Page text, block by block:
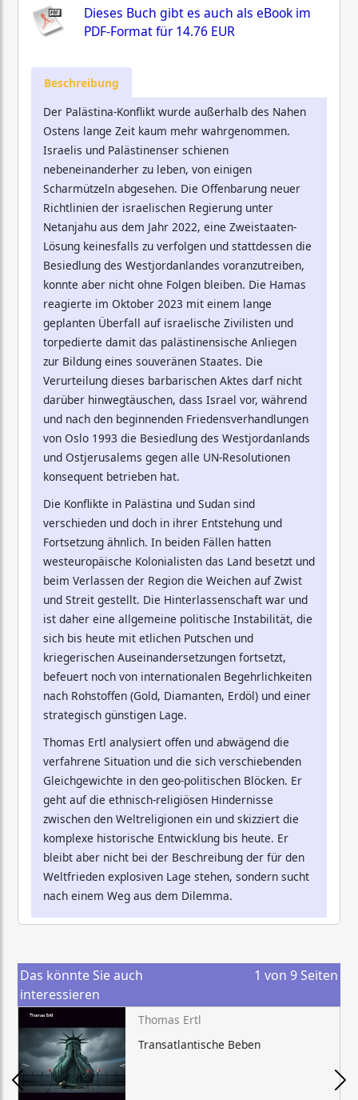
Dieses Buch gibt es auch als eBook im
PDF-Format für14.76 EUR
Beschreibung
Der Palästina-Konflikt wurde außerhalb des Nahen
Ostens lange Zeit kaum mehr wahrgenommen.
Israelis und Palästinenser schienen
nebeneinanderher zu leben, von einigen
Scharmützeln abgesehen. Die Offenbarung neuer
Richtlinien der israelischen Regierung unter
Netanjahu aus dem Jahr 2022, eine Zweistaaten-
Lösung keinesfalls zu verfolgen und stattdessen die
Besiedlung des Westjordanlandes voranzutreiben,
konnte aber nicht ohne Folgen bleiben. Die Hamas
reagierte im Oktober 2023 mit einem lange
geplanten Überfall auf israelische Zivilisten und
torpedierte damit das palästinensische Anliegen
zur Bildung eines souveränen Staates. Die
Verurteilung dieses barbarischen Aktes darf nicht
darüber hinwegtäuschen, dass Israel vor, während
und nach den beginnenden Friedensverhandlungen
von Oslo 1993 die Besiedlung des Westjordanlands
und Ostjerusalems gegen alle UN-Resolutionen
konsequent betrieben hat.
Die Konflikte in Palästina und Sudan sind
verschieden und doch in ihrer Entstehung und
Fortsetzung ähnlich. In beiden Fällen hatten
westeuropäische Kolonialisten das Land besetzt und
beim Verlassen der Region die Weichen auf Zwist
und Streit gestellt. Die Hinterlassenschaft war und
ist daher eine allgemeine politische Instabilität, die
sich bis heute mit etlichen Putschen und
kriegerischen Auseinandersetzungen fortsetzt,
befeuert noch von internationalen Begehrlichkeiten
nach Rohstoffen (Gold, Diamanten, Erdöl) und einer
strategisch günstigen Lage.
Thomas Ertl analysiert offen und abwägend die
verfahrene Situation und die sich verschiebenden
Gleichgewichte in den geo-politischen Blöcken. Er
geht auf die ethnisch-religiösen Hindernisse
zwischen den Weltreligionen ein und skizziert die
komplexe historische Entwicklung bis heute. Er
bleibt aber nicht bei der Beschreibung der für den
Weltfrieden explosiven Lage stehen, sondern sucht
nach einem Weg aus dem Dilemma.
Das könnte Sie auch
interessieren
1 von 9 Seiten
Thomas Ertl
Transatlantische Beben